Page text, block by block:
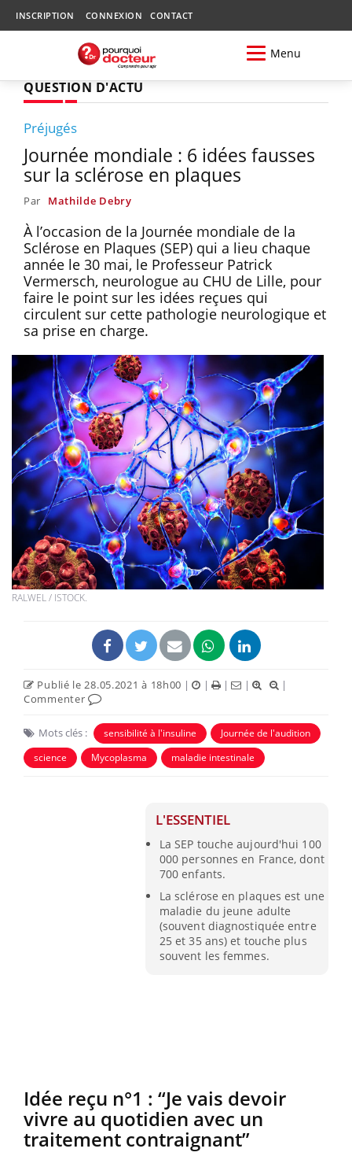
INSCRIPTION CONNEXION CONTACT
Menu
QUESTION D'ACTU
Préjugés
Journée mondiale : 6 idées fausses
sur la sclérose en plaques
Par Mathilde Debry
À l’occasion de la Journée mondiale de la
Sclérose en Plaques (SEP) qui a lieu chaque
année le 30 mai, le Professeur Patrick
Vermersch, neurologue au CHU de Lille, pour
faire le point sur les idées reçues qui
circulent sur cette pathologie neurologique et
sa prise en charge.
RALWEL / ISTOCK.
Publié le 28.05.2021 à 18h00 | | | |
|
Commenter
Mots clés : sensibilité à l'insuline
Journée de l'audition
science
Mycoplasma maladie intestinale
L'ESSENTIEL
La SEP touche aujourd'hui 100
000 personnes en France, dont
700 enfants.
La sclérose en plaques est une
maladie du jeune adulte
(souvent diagnostiquée entre
25 et 35 ans) et touche plus
souvent les femmes.
Idée reçu n°1 : “Je vais devoir
vivre au quotidien avec un
traitement contraignant”